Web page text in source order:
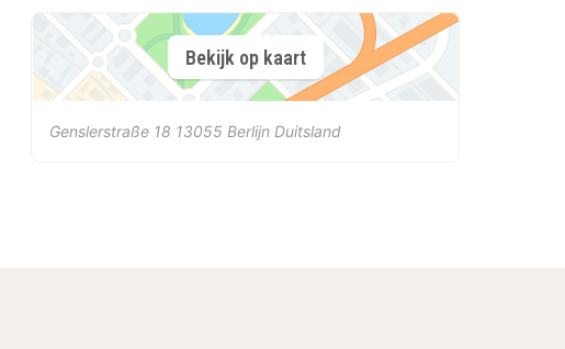
Bekijk op kaart
Genslerstraße 18 13055 Berlijn Duitsland